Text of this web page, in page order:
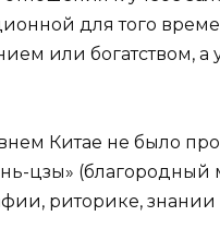
для того
или богатством,
Китае не было
цзы» (благородный
риторике, знании